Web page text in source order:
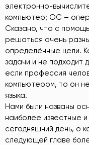
электронно-
компьютер; ОС –
Сказано, что с
решаться очень
определённые цели.
задачи и не подходит
если профессия
компьютером, то он
языка.
Нами были названы
наиболее известные
сегодняшний день, о
следующей главе